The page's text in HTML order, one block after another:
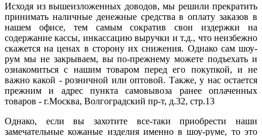
Исходя из вышеизложенных доводов, мы решили прекратить
принимать наличные денежные средства в оплату заказов в
нашем офисе, тем самым сократив свои издержки на
содержание кассы, инкассацию выручки и т.д., что неизбежно
скажется на ценах в сторону их снижения. Однако сам шоу-
рум мы не закрываем, вы по-прежнему можете подъехать и
ознакомиться с нашим товаром перед его покупкой, и не
важно какой - розничной или оптовой. Также, у нас остается
прежним и адрес пункта самовывоза ранее оплаченных
товаров - г.Москва, Волгоградский пр-т, д.32, стр.13
Однако, если вы захотите все-таки приобрести наши
замечательные кожаные изделия именно в шоу-руме, то это